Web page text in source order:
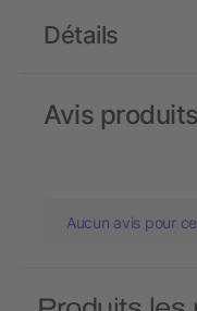
Détails
Avis produits
Aucun avis pour